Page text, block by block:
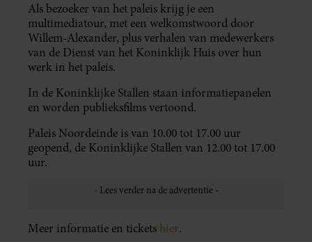
Als bezoeker van het paleis krijg je een
multimediatour, met een welkomstwoord door
Willem-Alexander, plus verhalen van medewerkers
van de Dienst van het Koninklijk Huis over hun
werk in het paleis.
In de Koninklijke Stallen staan informatiepanelen
en worden publieksfilms vertoond.
Paleis Noordeinde is van 10.00 tot 17.00 uur
geopend, de Koninklijke Stallen van 12.00 tot 17.00
uur.
Meer informatie en tickets hier.